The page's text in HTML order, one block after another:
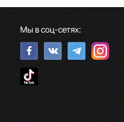
Мы в соц-сетях: